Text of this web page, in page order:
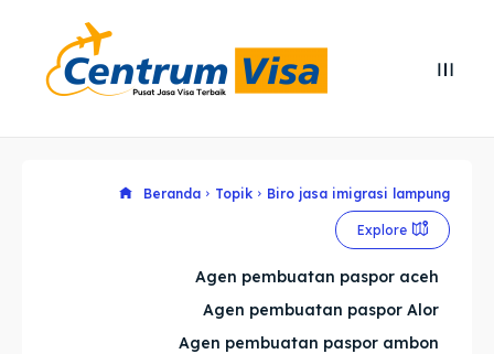
Explore our destinations
Explore our destinations
Beranda Topik Biro jasa imigrasi lampung
Explore
Agen pembuatan paspor aceh
Agen pembuatan paspor Alor
Agen pembuatan paspor ambon